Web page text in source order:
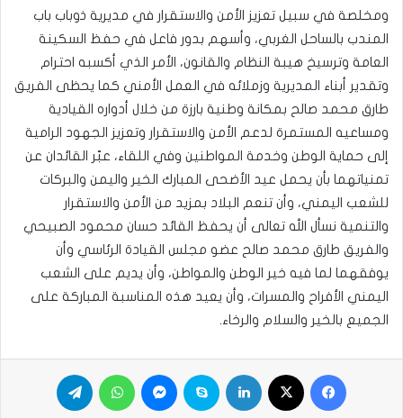
ومخلصة في سبيل تعزيز الأمن والاستقرار في مديرية ذوباب باب
المندب بالساحل الغربي، وأسهم بدور فاعل في حفظ السكينة
العامة وترسيخ هيبة النظام والقانون، الأمر الذي أكسبه احترام
وتقدير أبناء المديرية وزملائه في العمل الأمني كما يحظى الفريق
طارق محمد صالح بمكانة وطنية بارزة من خلال أدواره القيادية
ومساعيه المستمرة لدعم الأمن والاستقرار وتعزيز الجهود الرامية
إلى حماية الوطن وخدمة المواطنين وفي اللقاء، عبّر القائدان عن
تمنياتهما بأن يحمل عيد الأضحى المبارك الخير واليمن والبركات
للشعب اليمني، وأن تنعم البلاد بمزيد من الأمن والاستقرار
والتنمية نسأل الله تعالى أن يحفظ القائد حسان محمود الصبيحي
والفريق طارق محمد صالح عضو مجلس القيادة الرئاسي وأن
يوفقهما لما فيه خير الوطن والمواطن، وأن يديم على الشعب
اليمني الأفراح والمسرات، وأن يعيد هذه المناسبة المباركة على
الجميع بالخير والسلام والرخاء.